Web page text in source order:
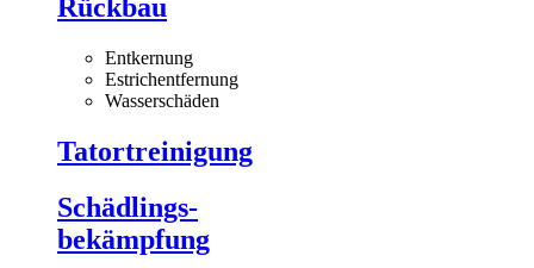
Rückbau
Entkernung
Estrichentfernung
Wasserschäden
Tatortreinigung
Schädlings-
bekämpfung